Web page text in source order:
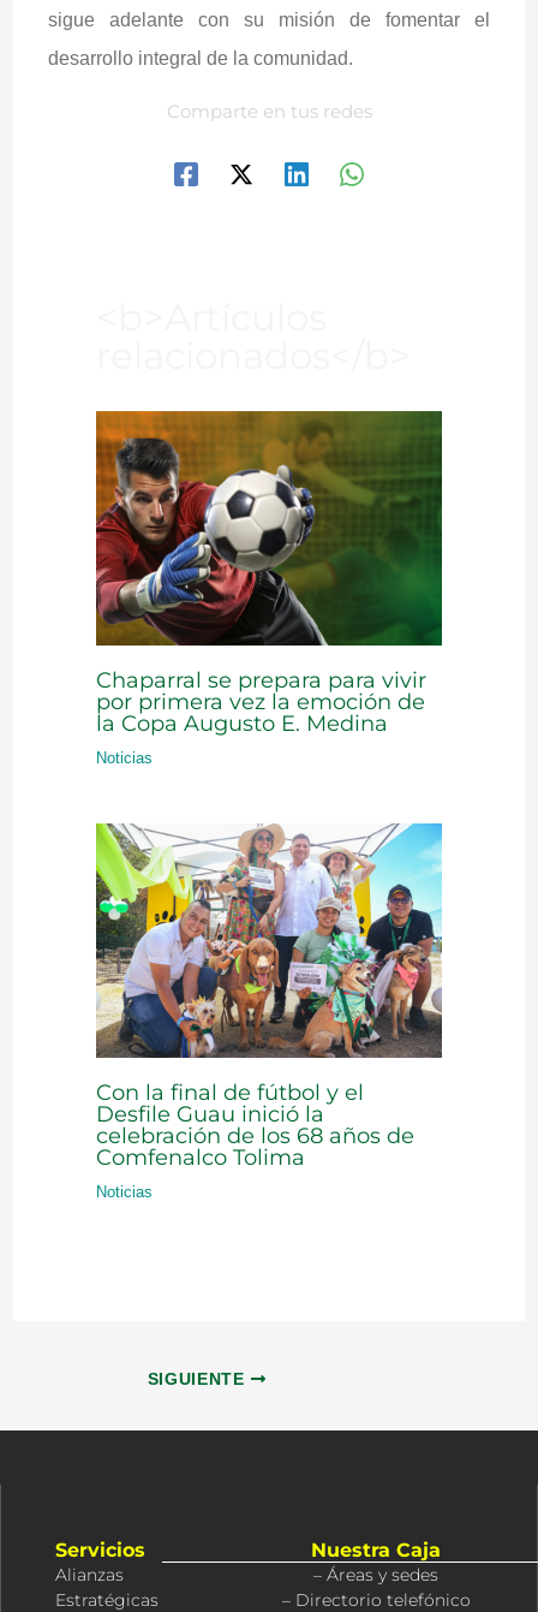
sigue adelante con su misión de fomentar el
desarrollo integral de la comunidad.
Comparte en tus redes
Chaparral se prepara para vivir
por primera vez la emoción de
la Copa Augusto E. Medina
Noticias
Con la final de fútbol y el
Desfile Guau inició la
celebración de los 68 años de
Comfenalco Tolima
Noticias
SIGUIENTE
Servicios
Alianzas
Estratégicas
Nuestra Caja
– Áreas y sedes
– Directorio telefónico